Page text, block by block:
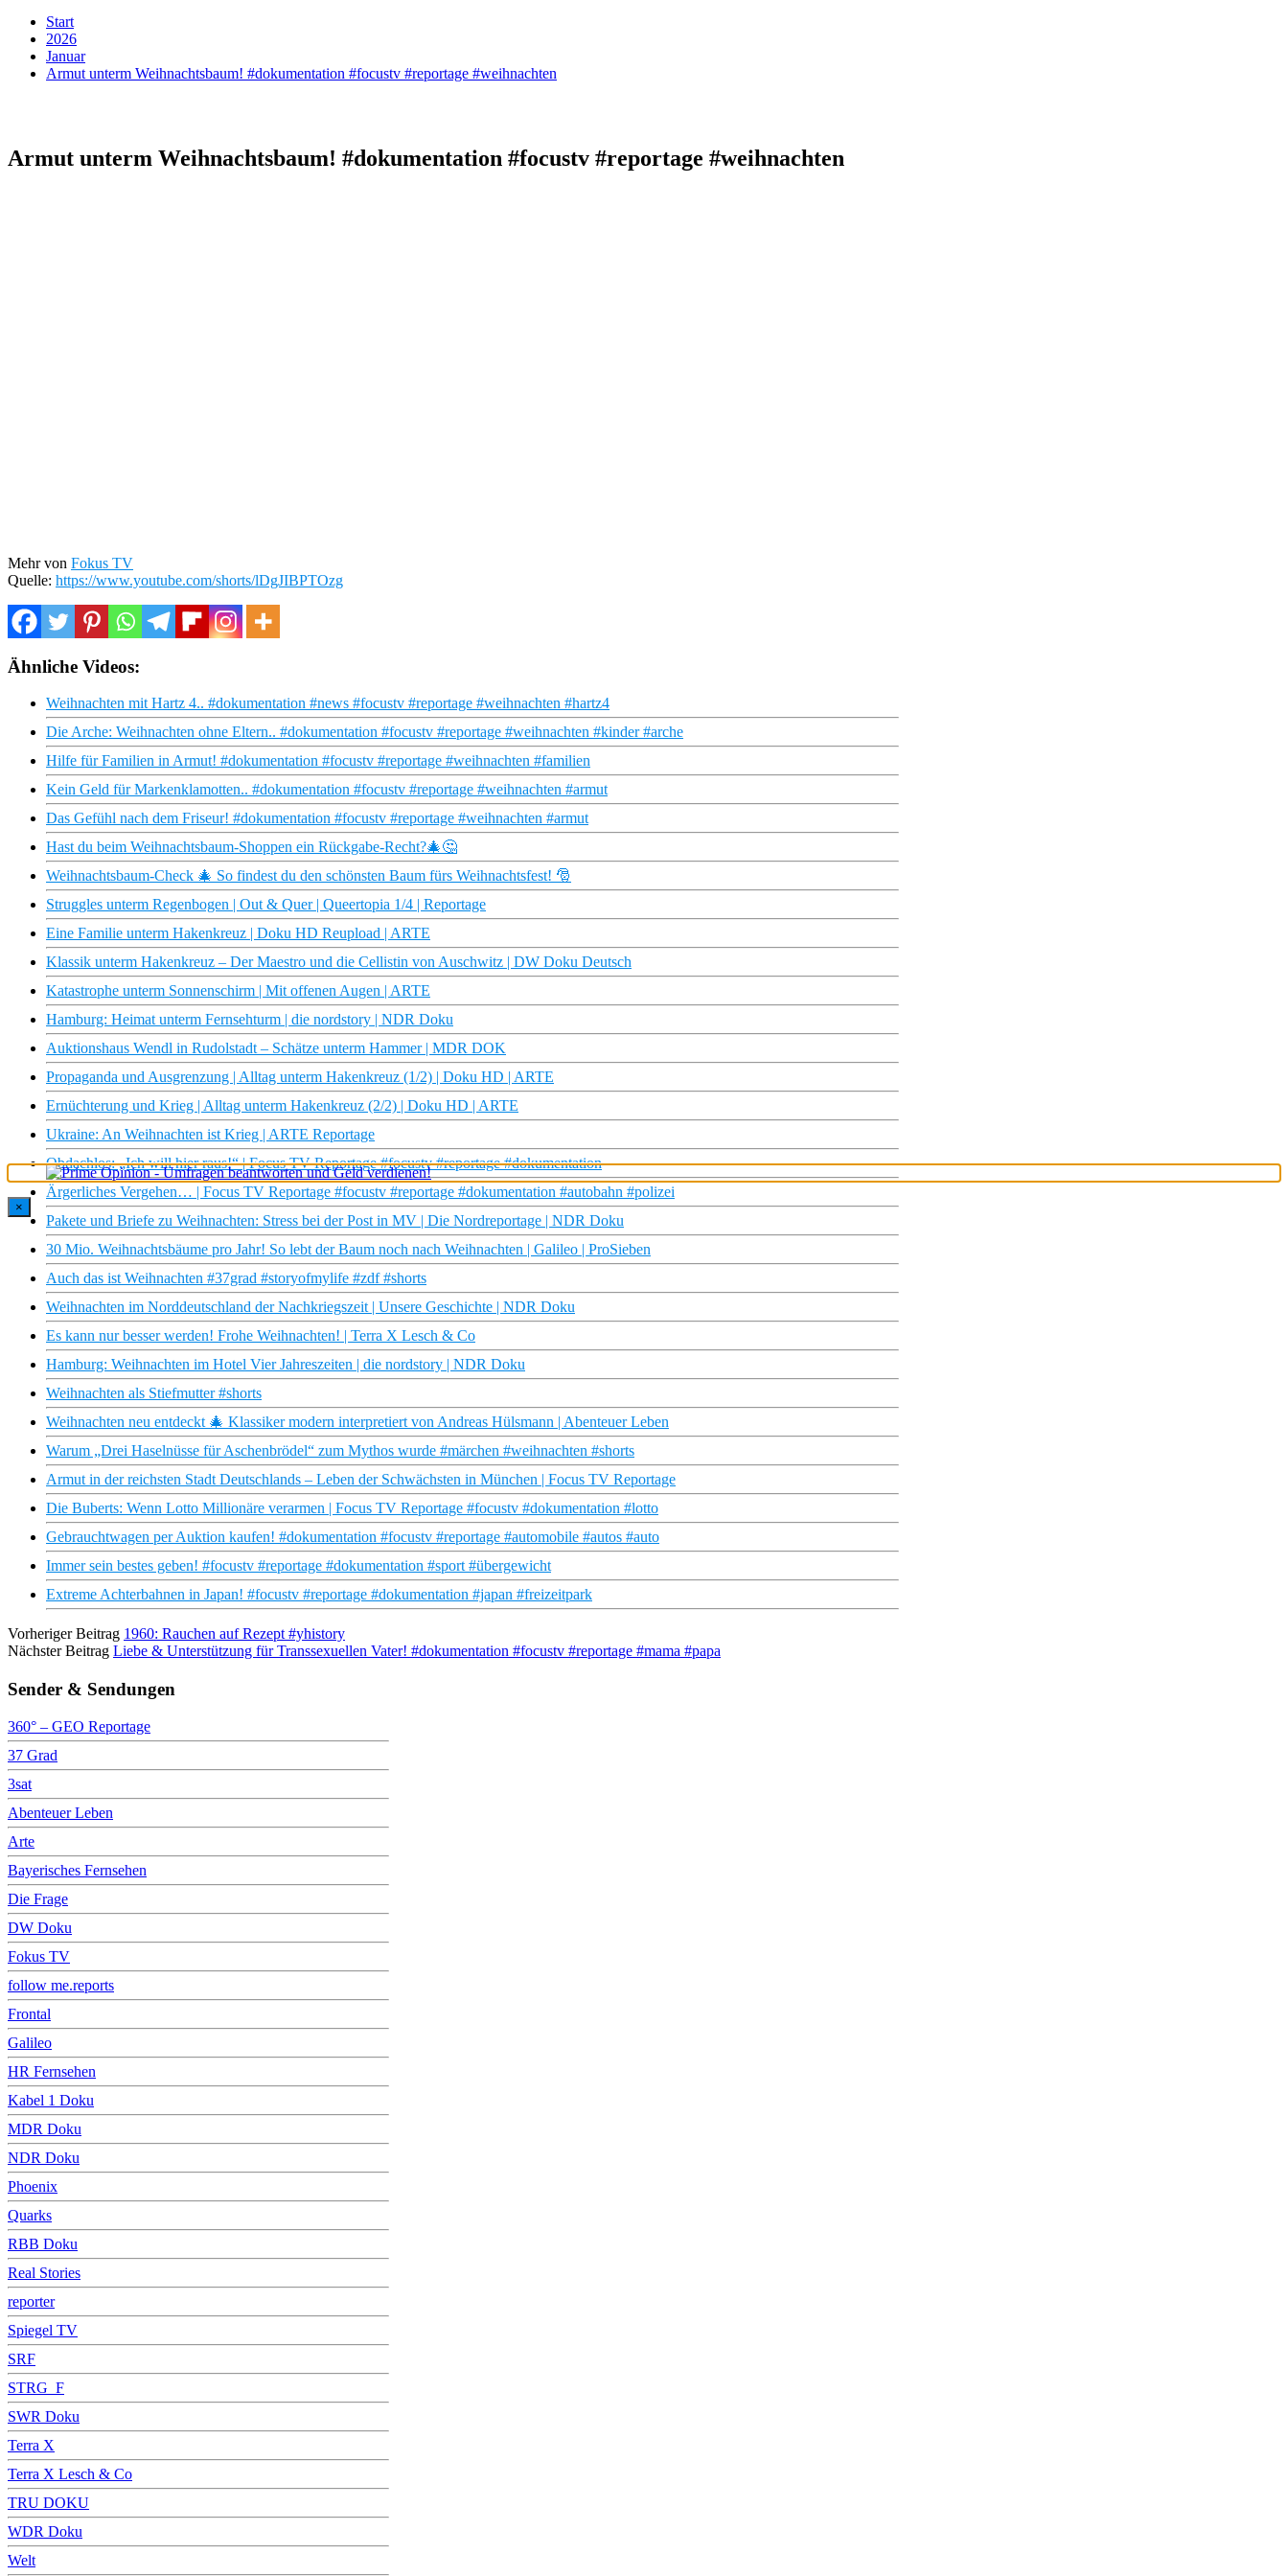
Start
2026
Januar
Armut unterm Weihnachtsbaum! #dokumentation #focustv #reportage #weihnachten
Armut unterm Weihnachtsbaum! #dokumentation #focustv #reportage #weihnachten
Mehr von Fokus TV
Quelle: https://www.youtube.com/shorts/lDgJIBPTOzg
Ähnliche Videos:
Weihnachten mit Hartz 4.. #dokumentation #news #focustv #reportage #weihnachten #hartz4
Die Arche: Weihnachten ohne Eltern.. #dokumentation #focustv #reportage #weihnachten #kinder #arche
Hilfe für Familien in Armut! #dokumentation #focustv #reportage #weihnachten #familien
Kein Geld für Markenklamotten.. #dokumentation #focustv #reportage #weihnachten #armut
Das Gefühl nach dem Friseur! #dokumentation #focustv #reportage #weihnachten #armut
Hast du beim Weihnachtsbaum-Shoppen ein Rückgabe-Recht?🎄🤔
Weihnachtsbaum-Check 🎄 So findest du den schönsten Baum fürs Weihnachtsfest! 🎅
Struggles unterm Regenbogen | Out & Quer | Queertopia 1/4 | Reportage
Eine Familie unterm Hakenkreuz | Doku HD Reupload | ARTE
Klassik unterm Hakenkreuz – Der Maestro und die Cellistin von Auschwitz | DW Doku Deutsch
Katastrophe unterm Sonnenschirm | Mit offenen Augen | ARTE
Hamburg: Heimat unterm Fernsehturm | die nordstory | NDR Doku
Auktionshaus Wendl in Rudolstadt – Schätze unterm Hammer | MDR DOK
Propaganda und Ausgrenzung | Alltag unterm Hakenkreuz (1/2) | Doku HD | ARTE
Ernüchterung und Krieg | Alltag unterm Hakenkreuz (2/2) | Doku HD | ARTE
Ukraine: An Weihnachten ist Krieg | ARTE Reportage
Obdachlos: „Ich will hier raus!“ | Focus TV Reportage #focustv #reportage #dokumentation
Ärgerliches Vergehen… | Focus TV Reportage #focustv #reportage #dokumentation #autobahn #polizei
Pakete und Briefe zu Weihnachten: Stress bei der Post in MV | Die Nordreportage | NDR Doku
30 Mio. Weihnachtsbäume pro Jahr! So lebt der Baum noch nach Weihnachten | Galileo | ProSieben
Auch das ist Weihnachten #37grad #storyofmylife #zdf #shorts
Weihnachten im Norddeutschland der Nachkriegszeit | Unsere Geschichte | NDR Doku
Es kann nur besser werden! Frohe Weihnachten! | Terra X Lesch & Co
Hamburg: Weihnachten im Hotel Vier Jahreszeiten | die nordstory | NDR Doku
Weihnachten als Stiefmutter #shorts
Weihnachten neu entdeckt 🎄 Klassiker modern interpretiert von Andreas Hülsmann | Abenteuer Leben
Warum „Drei Haselnüsse für Aschenbrödel“ zum Mythos wurde #märchen #weihnachten #shorts
Armut in der reichsten Stadt Deutschlands – Leben der Schwächsten in München | Focus TV Reportage
Die Buberts: Wenn Lotto Millionäre verarmen | Focus TV Reportage #focustv #dokumentation #lotto
Gebrauchtwagen per Auktion kaufen! #dokumentation #focustv #reportage #automobile #autos #auto
Immer sein bestes geben! #focustv #reportage #dokumentation #sport #übergewicht
Extreme Achterbahnen in Japan! #focustv #reportage #dokumentation #japan #freizeitpark
Vorheriger Beitrag 1960: Rauchen auf Rezept #yhistory
Nächster Beitrag Liebe & Unterstützung für Transsexuellen Vater! #dokumentation #focustv #reportage #mama #papa
Sender & Sendungen
360° – GEO Reportage
37 Grad
3sat
Abenteuer Leben
Arte
Bayerisches Fernsehen
Die Frage
DW Doku
Fokus TV
follow me.reports
Frontal
Galileo
HR Fernsehen
Kabel 1 Doku
MDR Doku
NDR Doku
Phoenix
Quarks
RBB Doku
Real Stories
reporter
Spiegel TV
SRF
STRG_F
SWR Doku
Terra X
Terra X Lesch & Co
TRU DOKU
WDR Doku
Welt
×